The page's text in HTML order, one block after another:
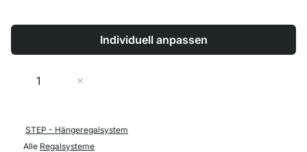
Individuell anpassen
Menge
STEP - Hängeregalsystem
Alle Regalsysteme